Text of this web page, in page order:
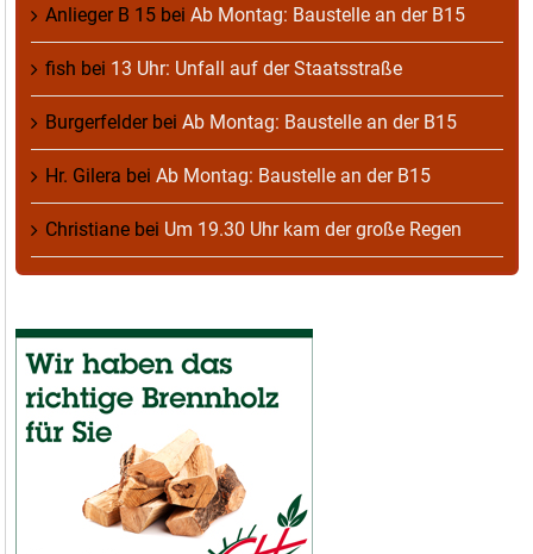
Anlieger B 15 bei Ab Montag: Baustelle an der B15
fish bei 13 Uhr: Unfall auf der Staatsstraße
Burgerfelderbei Ab Montag: Baustelle an der B15
Hr. Gilera bei Ab Montag: Baustelle an der B15
Christiane bei Um 19.30 Uhr kam der große Regen